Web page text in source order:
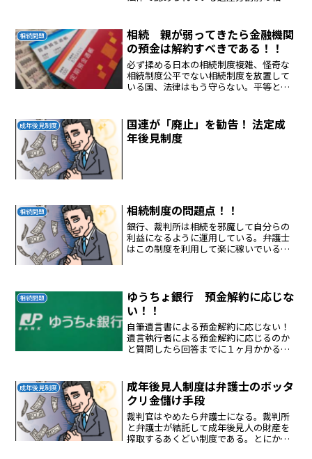
金を泥棒しているのと同じである。JA農
協は遺産分割前の相続預...
相続問題
相続 親が弱ってきたら金融機関
の預金は解約すべきである！！
必ず揉める日本の相続制度複雑、怪奇な
相続制度公平でない相続制度を放置して
いる国、法律はもう守らない。平等とい
雑、怪奇な相続制度を運用しているから
日本は衰退してしまった。
成年後見制度
国連が「廃止」を勧告！ 法定成
年後見制度
相続問題 相続制度の問題点！！
銀行、裁判所は相続を邪魔して自分らの
利益になるように運用している。弁護士
はこの制度を利用して楽に稼いでいる。
な時間と労力を費やして家...
相続問題
ゆうちょ銀行 預金解約に応じな
い！！
自筆遺言書による預金解約に応じない！
遺言執行者による預金解約に応じるのか
と質問したら回答までに１ヶ月かかると
としか考えられない！！法律違反！！！
成年後見制度
成年後見人制度は弁護士のボッタ
クリ金儲け手段
裁判官はやめたら弁護士になる。裁判所
と弁護士が結託して成年後見人の財産を
搾取するあくどい制度である。とにかく